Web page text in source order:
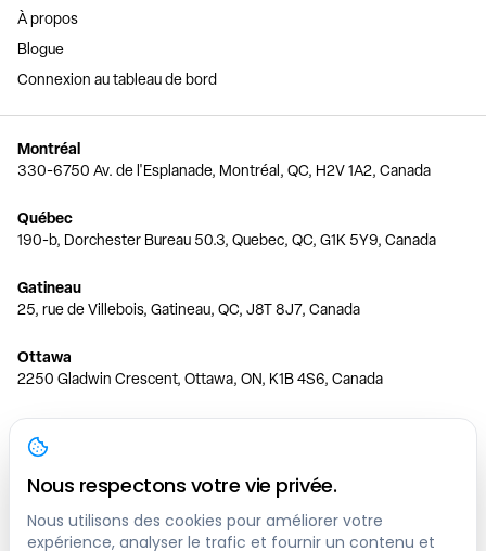
À propos
Blogue
Connexion au tableau de bord
Montréal
330-6750 Av. de l'Esplanade, Montréal, QC, H2V 1A2, Canada
Québec
190-b, Dorchester Bureau 50.3, Quebec, QC, G1K 5Y9, Canada
Gatineau
25, rue de Villebois, Gatineau, QC, J8T 8J7, Canada
Ottawa
2250 Gladwin Crescent, Ottawa, ON, K1B 4S6, Canada
Toronto
150 Ferrand Dr, 6th Floor, Toronto, ON, M3C 3E5, Canada
Vancouver
1200 W 73rd Ave #1415, Vancouver, BC, V6P 6G5, Canada
Nous respectons votre vie privée.
Nous utilisons des cookies pour améliorer votre
expérience, analyser le trafic et fournir un contenu et